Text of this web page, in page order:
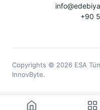
+90
Copyrights © 2026 ESA
InnovByte.